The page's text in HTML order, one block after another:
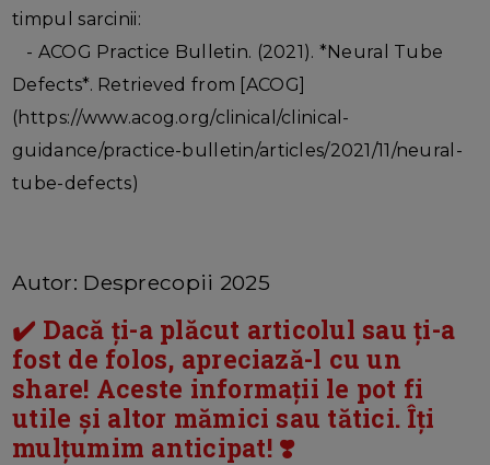
timpul sarcinii:
- ACOG Practice Bulletin. (2021). *Neural Tube
Defects*. Retrieved from [ACOG]
(https://www.acog.org/clinical/clinical-
guidance/practice-bulletin/articles/2021/11/neural-
tube-defects)
Autor: Desprecopii 2025
✔️ Dacă ți-a plăcut articolul sau ți-a
fost de folos, apreciază-l cu un
share! Aceste informații le pot fi
utile și altor mămici sau tătici. Îți
mulțumim anticipat! ❣️